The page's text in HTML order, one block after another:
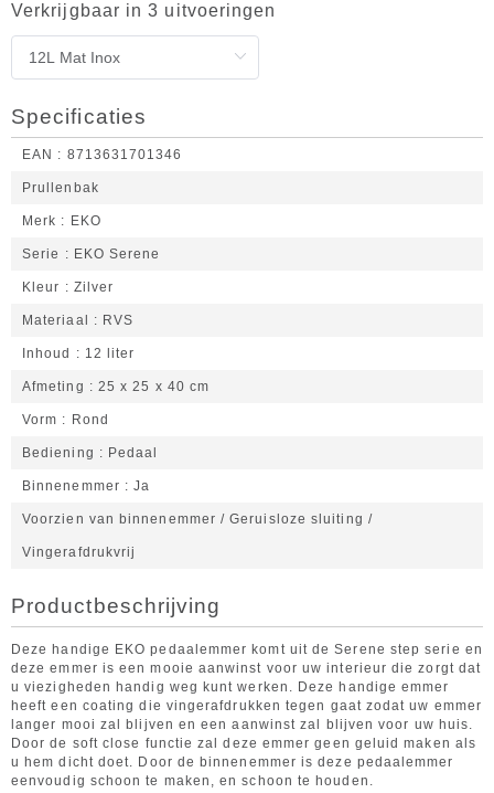
Verkrijgbaar in 3 uitvoeringen
Specificaties
EAN 8713631701346
Prullenbak
Merk EKO
Serie EKO Serene
Kleur Zilver
Materiaal RVS
Inhoud 12 liter
Afmeting 25 x 25 x 40 cm
Vorm Rond
Bediening Pedaal
Binnenemmer Ja
Voorzien van binnenemmer / Geruisloze sluiting /
Vingerafdrukvrij
Productbeschrijving
Deze handige EKO pedaalemmer komt uit de Serene step serie en
deze emmer is een mooie aanwinst voor uw interieur die zorgt dat
u viezigheden handig weg kunt werken. Deze handige emmer
heeft een coating die vingerafdrukken tegen gaat zodat uw emmer
langer mooi zal blijven en een aanwinst zal blijven voor uw huis.
Door de soft close functie zal deze emmer geen geluid maken als
u hem dicht doet. Door de binnenemmer is deze pedaalemmer
eenvoudig schoon te maken, en schoon te houden.